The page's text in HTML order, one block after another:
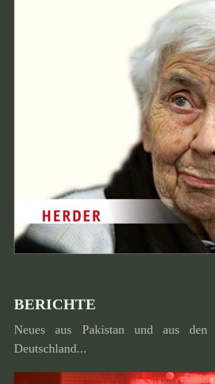
BERICHTE
Neues aus Pakistan und aus den
Deutschland...